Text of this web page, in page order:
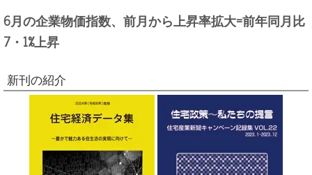
6月の企業物価指数、前月から上昇率拡大=前年同月比
7・1%上昇
新刊の紹介